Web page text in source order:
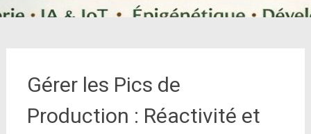
Gérer les Pics de
Production : Réactivité et